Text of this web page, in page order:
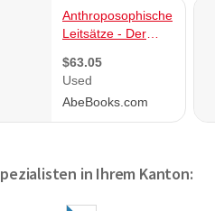
in Ihrem Kanton: